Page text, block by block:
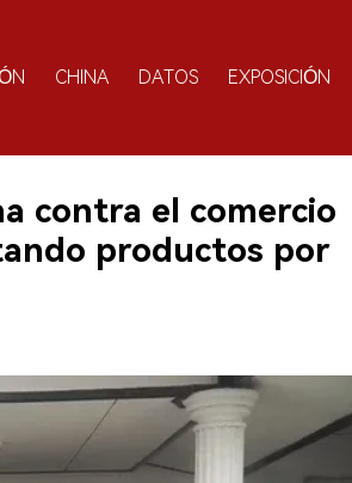
CHINA DATOS EXPOSICIÓN
contra el comercio
productos por